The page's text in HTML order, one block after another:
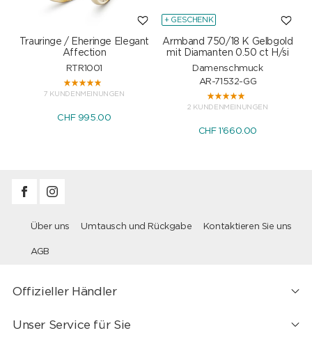
Trauringe / Eheringe Elegant
Affection
RTR1001
7 KUNDENMEINUNGEN
CHF 995.00
+ GESCHENK
Armband 750/18 K Gelbgold
mit Diamanten 0.50 ct H/si
Damenschmuck
AR-71532-GG
2 KUNDENMEINUNGEN
CHF 1'660.00
Über uns Umtausch und Rückgabe Kontaktieren Sie uns
AGB
Offizieller Händler
Unser Service für Sie